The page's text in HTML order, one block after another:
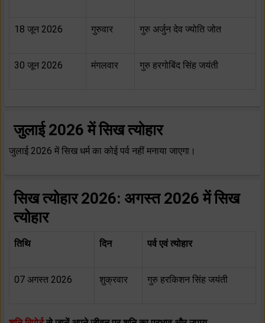
18 जून 2026 गुरुवार गुरु अर्जुन देव ज्योति जोत
30 जून 2026 मंगलवार गुरु हरगोबिंद सिंह जयंती
जुलाई 2026 में सिख त्योहार
जुलाई 2026 में सिख धर्म का कोई पर्व नहीं मनाया जाएगा।
सिख त्योहार 2026: अगस्त 2026 में सिख
त्योहार
तिथि दिन पर्व एवं त्योहार
07 अगस्त 2026 शुक्रवार गुरु हरकिशन सिंह जयंती